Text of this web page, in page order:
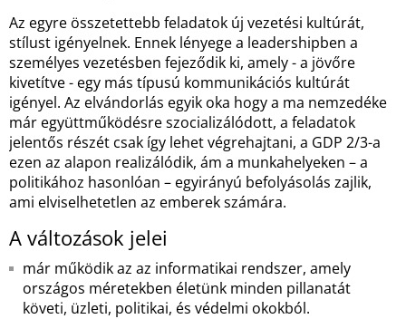
Az egyre összetettebb feladatok új vezetési kultúrát,
stílust igényelnek. Ennek lényege a leadershipben a
személyes vezetésben fejeződik ki, amely - a jövőre
kivetítve - egy más típusú kommunikációs kultúrát
igényel. Az elvándorlás egyik oka hogy a ma nemzedéke
már együttműködésre szocializálódott, a feladatok
jelentős részét csak így lehet végrehajtani, a GDP 2/3-a
ezen az alapon realizálódik, ám a munkahelyeken – a
politikához hasonlóan – egyirányú befolyásolás zajlik,
ami elviselhetetlen az emberek számára.
A változások jelei
már működik az az informatikai rendszer, amely
országos méretekben életünk minden pillanatát
követi, üzleti, politikai, és védelmi okokból.